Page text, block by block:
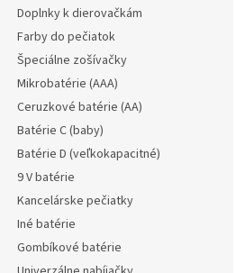
Doplnky k dierovačkám
Farby do pečiatok
Špeciálne zošívačky
Mikrobatérie (AAA)
Ceruzkové batérie (AA)
Batérie C (baby)
Batérie D (veľkokapacitné)
9 V batérie
Kancelárske pečiatky
Iné batérie
Gombíkové batérie